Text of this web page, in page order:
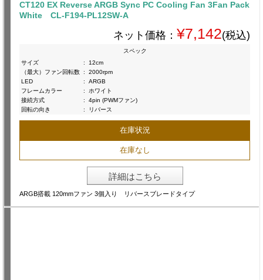
CT120 EX Reverse ARGB Sync PC Cooling Fan 3Fan Pack
White CL-F194-PL12SW-A
ネット価格： ¥7,142(税込)
スペック
サイズ
:
12cm
（最大）ファン回転数 :
2000rpm
LED
:
ARGB
フレームカラー
:
ホワイト
接続方式
:
4pin (PWMファン)
回転の向き
: リバース
在庫状況
在庫なし
詳細はこちら
ARGB搭載 120mmファン 3個入り リバースブレードタイプ